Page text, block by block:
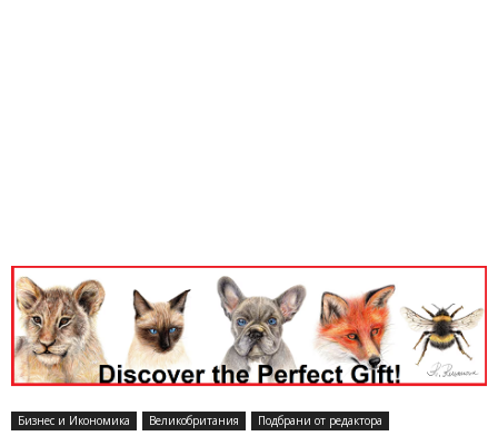
Бизнес и Икономика Великобритания Подбрани от редактора